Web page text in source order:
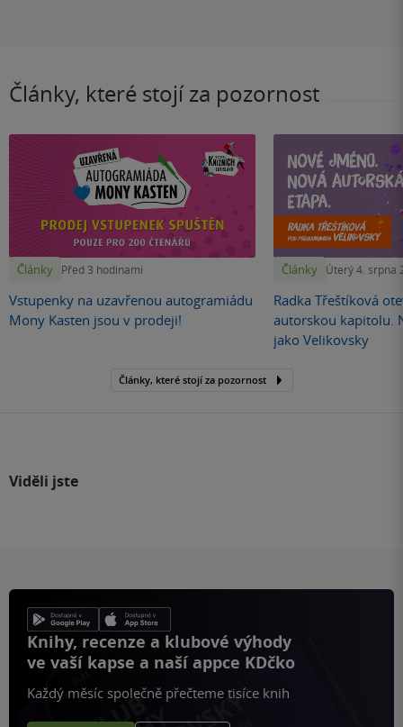
Články, které stojí za pozornost
Články Před 3 hodinami
Vstupenky na uzavřenou autogramiádu
Mony Kasten jsou v prodeji!
Články Úterý 4. srpna
Radka Třeštíková
autorskou kapitolu.
jako Velikovsky
Články, které stojí za pozornost
Viděli jste
Knihy, recenze a klubové výhody
ve vaší kapse a naší appce KDčko
Každý měsíc společně přečteme tisíce knih